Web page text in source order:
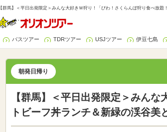
【群馬】＜平日出発限定＞みんな大好きＷ狩り！「びわ！さくらんぼ狩り食べ放
バスツアー TDRツアー USJツアー 伊豆七島
朝発日帰り
【群馬】＜平日出発限定＞みん
トビーフ丼ランチ＆新緑の渓谷美